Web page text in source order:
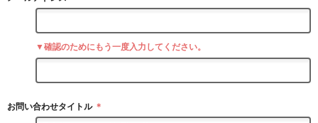
▼確認のためにもう一度入力してください。
お問い合わせタイトル ＊